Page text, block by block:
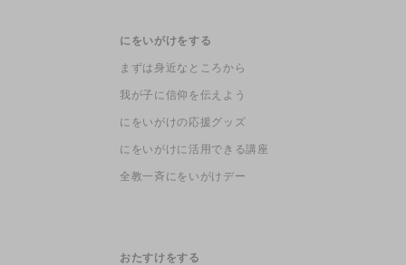
にをいがけをする
まずは身近なところから
我が子に信仰を伝えよう
にをいがけの応援グッズ
にをいがけに活用できる講座
全教一斉にをいがけデー
おたすけをする